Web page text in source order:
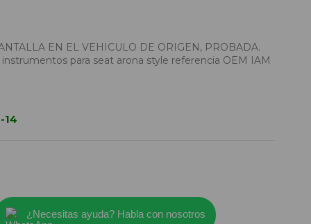
EN EL VEHICULO DE ORIGEN, PROBADA.
para seat arona style referencia OEM IAM
14
¿Necesitas ayuda? Habla con nosotros